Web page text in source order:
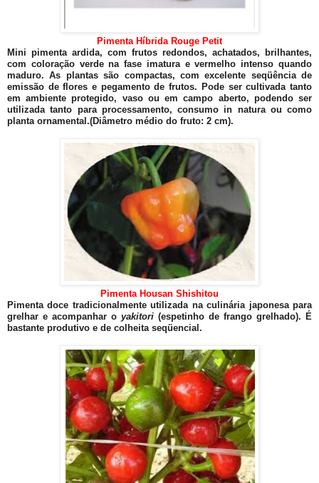
Pimenta Híbrida Rouge Petit
Mini pimenta ardida, com frutos redondos, achatados, brilhantes,
com coloração verde na fase imatura e vermelho intenso quando
maduro. As plantas são compactas, com excelente seqüência de
emissão de flores e pegamento de frutos. Pode ser cultivada tanto
em ambiente protegido, vaso ou em campo aberto, podendo ser
utilizada tanto para processamento, consumo in natura ou como
planta ornamental.(Diâmetro médio do fruto: 2 cm).
Pimenta Housan Shishitou
Pimenta doce tradicionalmente utilizada na culinária japonesa para
grelhar e acompanhar o yakitori (espetinho de frango grelhado). É
bastante produtivo e de colheita seqüencial.